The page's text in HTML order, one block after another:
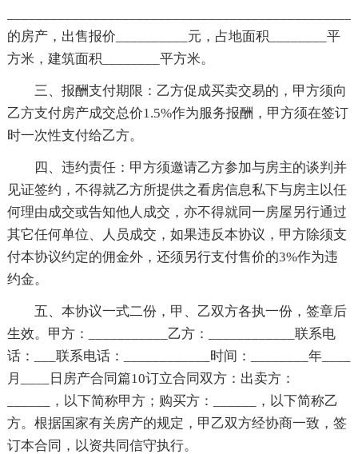
的房产，出售报价__________元，占地面积________平
方米，建筑面积________平方米。
三、报酬支付期限：乙方促成买卖交易的，甲方须向
乙方支付房产成交总价1.5%作为服务报酬，甲方须在签订
时一次性支付给乙方。
四、违约责任：甲方须邀请乙方参加与房主的谈判并
见证签约，不得就乙方所提供之看房信息私下与房主以任
何理由成交或告知他人成交，亦不得就同一房屋另行通过
其它任何单位、人员成交，如果违反本协议，甲方除须支
付本协议约定的佣金外，还须另行支付售价的3%作为违
约金。
五、本协议一式二份，甲、乙双方各执一份，签章后
生效。甲方：___________乙方：____________联系电
话：___联系电话：____________时间：________年____
月____日房产合同篇10订立合同双方：出卖方：
______，以下简称甲方；购买方：______，以下简称乙
方。根据国家有关房产的规定，甲乙双方经协商一致，签
订本合同，以资共同信守执行。